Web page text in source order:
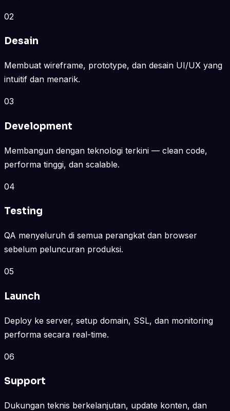
02
Desain
Membuat wireframe, prototype, dan desain UI/UX yang
intuitif dan menarik.
03
Development
Membangun dengan teknologi terkini — clean code,
performa tinggi, dan scalable.
04
Testing
QA menyeluruh di semua perangkat dan browser
sebelum peluncuran produksi.
05
Launch
Deploy ke server, setup domain, SSL, dan monitoring
performa secara real-time.
06
Support
Dukungan teknis berkelanjutan, update konten, dan